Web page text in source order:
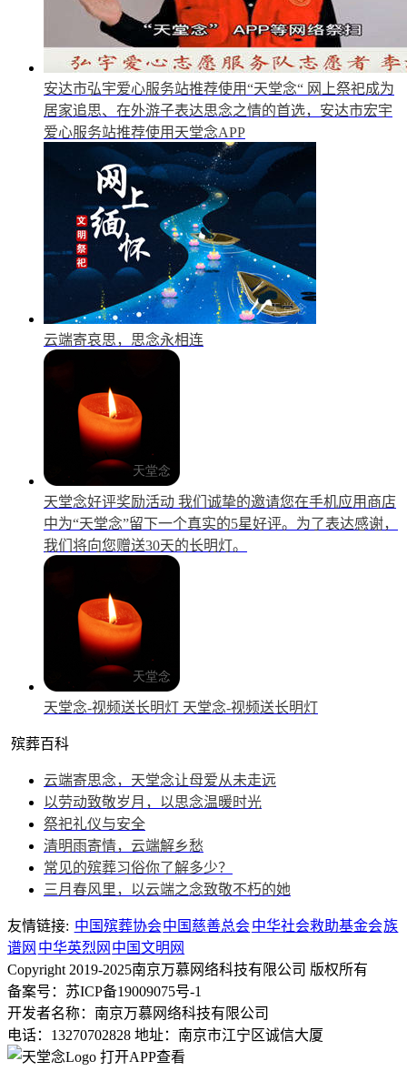
安达市弘宇爱心服务站推荐使用“天堂念“ 网上祭祀成为
居家追思、在外游子表达思念之情的首选，安达市宏宇
爱心服务站推荐使用天堂念APP
云端寄哀思，思念永相连
天堂念好评奖励活动 我们诚挚的邀请您在手机应用商店
中为“天堂念”留下一个真实的5星好评。为了表达感谢，
我们将向您赠送30天的长明灯。
天堂念-视频送长明灯 天堂念-视频送长明灯
殡葬百科
云端寄思念，天堂念让母爱从未走远
以劳动致敬岁月，以思念温暖时光
祭祀礼仪与安全
清明雨寄情，云端解乡愁
常见的殡葬习俗你了解多少？
三月春风里，以云端之念致敬不朽的她
友情链接: 中国殡葬协会中国慈善总会中华社会救助基金会族
谱网 中华英烈网 中国文明网
Copyright 2019-2025南京万慕网络科技有限公司 版权所有
备案号：苏ICP备19009075号-1
开发者名称：南京万慕网络科技有限公司
电话：13270702828 地址：南京市江宁区诚信大厦
打开APP查看